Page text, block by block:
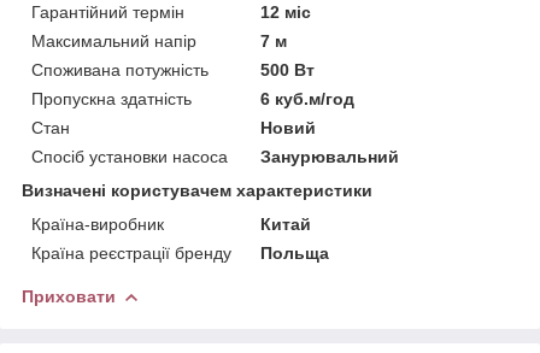
Гарантійний термін
12 міс
Максимальний напір
7 м
Споживана потужність
500 Вт
Пропускна здатність
6 куб.м/год
Стан
Новий
Спосіб установки насоса
Занурювальний
Визначені користувачем характеристики
Країна-виробник
Китай
Країна реєстрації бренду
Польща
Приховати